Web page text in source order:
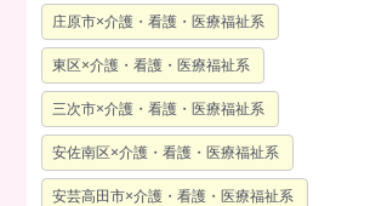
庄原市×介護・看護・医療福祉系
東区×介護・看護・医療福祉系
三次市×介護・看護・医療福祉系
安佐南区×介護・看護・医療福祉系
安芸高田市×介護・看護・医療福祉系